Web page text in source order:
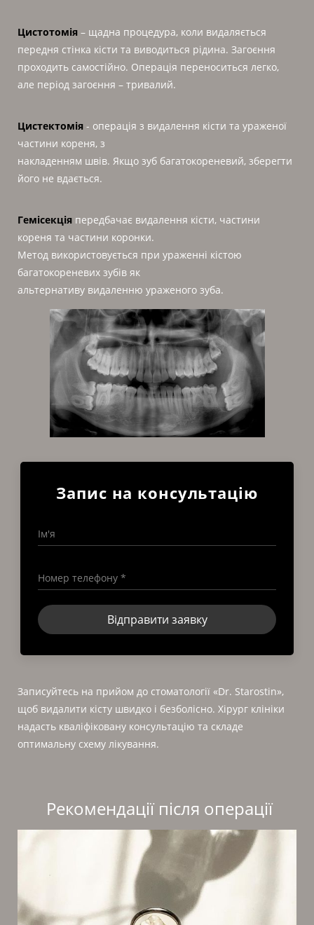
Цистотомія – щадна процедура, коли видаляється
передня стінка кісти та виводиться рідина. Загоєння
проходить самостійно. Операція переноситься легко,
але період загоєння – тривалий.
Цистектомія - операція з видалення кісти та ураженої
частини кореня, з
накладенням швів. Якщо зуб багатокореневий, зберегти
його не вдається.
Гемісекція передбачає видалення кісти, частини
кореня та частини коронки.
Метод використовується при ураженні кістою
багатокореневих зубів як
альтернативу видаленню ураженого зуба.
Запис на консультацію
Ім'я
Номер телефону *
Відправити заявку
Записуйтесь на прийом до стоматології «Dr. Starostin»,
щоб видалити кісту швидко і безболісно. Хірург клініки
надасть кваліфіковану консультацію та складе
оптимальну схему лікування.
Рекомендації після операції